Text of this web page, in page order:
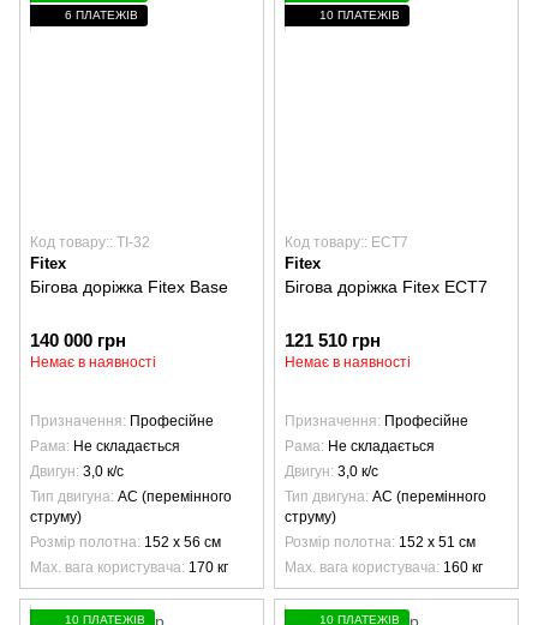
6 ПЛАТЕЖІВ
Код товару:: TI-32
Fitex
Бігова доріжка Fitex Base
140 000 грн
Немає в наявності
Призначення
Професійне
Рама Не складається
Двигун 3,0 к/с
Тип двигуна AC (перемінного
струму)
Розмір полотна 152 х 56 см
Max. вага користувача 170 кг
10 ПЛАТЕЖІВ
Код товару:: ECT7
Fitex
Бігова доріжка Fitex ECT7
121 510 грн
Немає в наявності
Призначення
Професійне
Рама Не складається
Двигун 3,0 к/с
Тип двигуна AC (перемінного
струму)
Розмір полотна 152 х 51 см
Max. вага користувача 160 кг
10 ПЛАТЕЖІВ
10 ПЛАТЕЖІВ